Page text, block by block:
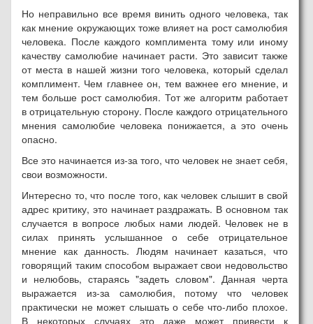
Но неправильно все время винить одного человека, так
как мнение окружающих тоже влияет на рост самолюбия
человека. После каждого комплимента тому или иному
качеству самолюбие начинает расти. Это зависит также
от места в нашей жизни того человека, который сделал
комплимент. Чем главнее он, тем важнее его мнение, и
тем больше рост самолюбия. Тот же алгоритм работает
в отрицательную сторону. После каждого отрицательного
мнения самолюбие человека понижается, а это очень
опасно.
Все это начинается из-за того, что человек не знает себя,
свои возможности.
Интересно то, что после того, как человек слышит в свой
адрес критику, это начинает раздражать. В основном так
случается в вопросе любых нами людей. Человек не в
силах принять услышанное о себе отрицательное
мнение как данность. Людям начинает казаться, что
говорящий таким способом выражает свои недовольство
и нелюбовь, стараясь "задеть словом". Данная черта
выражается из-за самолюбия, потому что человек
практически не может слышать о себе что-либо плохое.
В некоторых случаях это даже может привести к